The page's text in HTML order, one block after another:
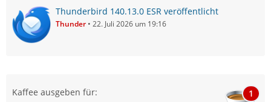
Thunderbird 140.13.0 ESR veröffentlicht
Thunder 22. Juli 2026 um 19:16
Kaffee ausgeben für: 1